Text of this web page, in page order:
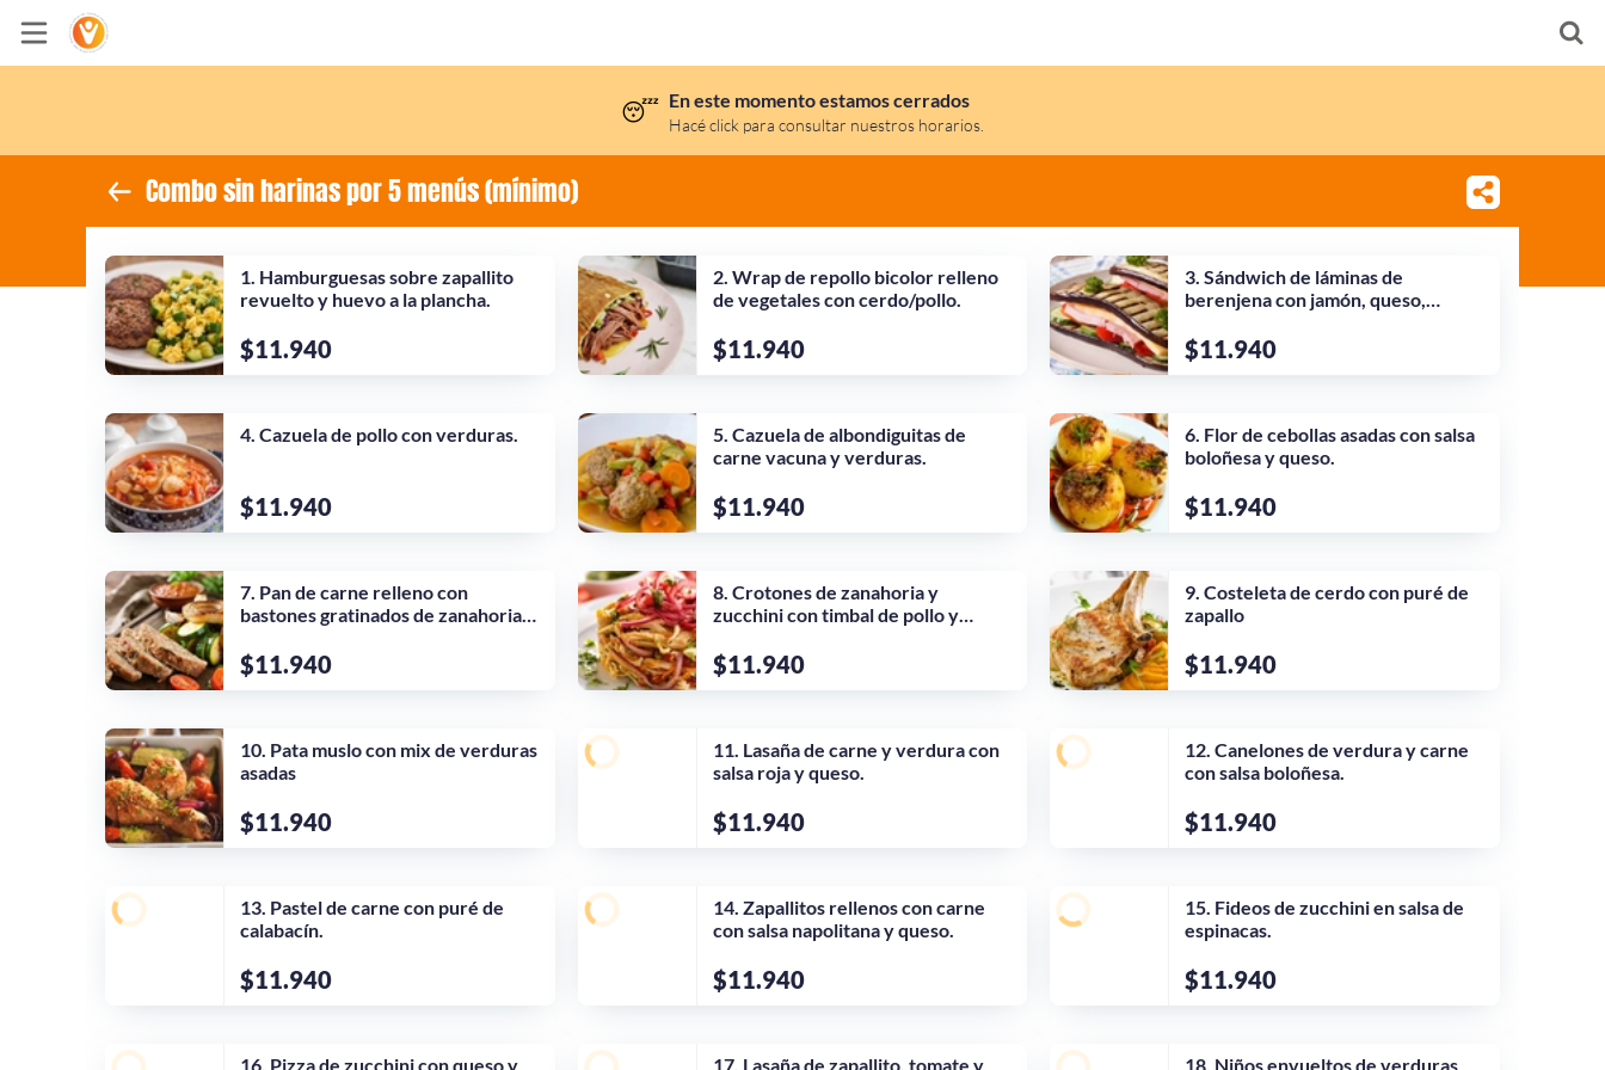
Sitio web
Instagram
Facebook
😴 En este momento estamos cerrados
Hacé click para consultar nuestros horarios.
Combo sin harinas por 5 menús (mínimo)
1. Hamburguesas sobre zapallito
revuelto y huevo a la plancha.
$11.940
2. Wrap de repollo bicolor relleno
de vegetales con cerdo/pollo.
$11.940
3. Sándwich de láminas de
berenjena con jamón, queso,
$11.940
4. Cazuela de pollo con verduras.
$11.940
5. Cazuela de albondiguitas de
carne vacuna y verduras.
$11.940
6. Flor de cebollas asadas con salsa
boloñesa y queso.
$11.940
7. Pan de carne relleno con
bastones gratinados de zanahoria y
$11.940
8. Crotones de zanahoria y
zucchini con timbal de pollo y
$11.940
9. Costeleta de cerdo con puré de
zapallo
$11.940
10. Pata muslo con mix de verduras
asadas
$11.940
11. Lasaña de carne y verdura con
salsa roja y queso.
$11.940
12. Canelones de verdura y carne
con salsa boloñesa.
$11.940
13. Pastel de carne con puré de
calabacín.
$11.940
14. Zapallitos rellenos con carne
con salsa napolitana y queso.
$11.940
15. Fideos de zucchini en salsa de
espinacas.
$11.940
16. Pizza de zucchini con queso y 17. Lasaña de zapallito, tomate y 18. Niños envueltos de verduras